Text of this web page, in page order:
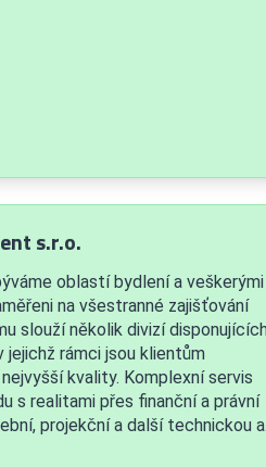
s.r.o.
oblastí bydlení a veškerými
na všestranné zajišťování
slouží několik divizí
jejichž rámci jsou klientům
kvality. Komplexní servis
s realitami přes finanční a právní
projekční a další technickou